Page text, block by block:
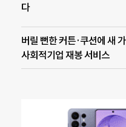
다
버릴 뻔한 커튼·쿠션에 새
사회적기업 재봉 서비스